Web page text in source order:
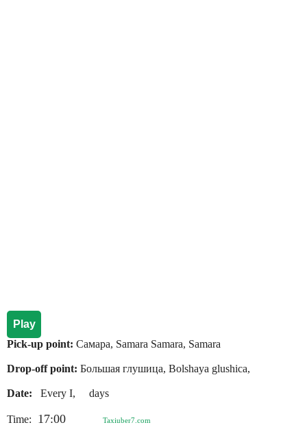
Play
Pick-up point: Самара, Samara Samara, Samara
Drop-off point: Большая глушица, Bolshaya glushica,
Date: Every I, days
Time: 17:00 Taxiuber7.com